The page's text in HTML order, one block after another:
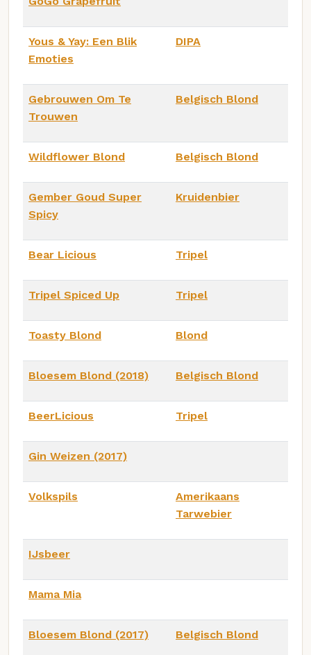
Yous & Yay: Een Blik
Emoties
DIPA
Gebrouwen Om Te
Trouwen
Belgisch Blond
Wildflower Blond Belgisch Blond
Gember Goud Super
Spicy
Kruidenbier
Bear Licious Tripel
Tripel Spiced Up Tripel
Toasty Blond Blond
Bloesem Blond (2018) Belgisch Blond
BeerLicious Tripel
Gin Weizen (2017)
Volkspils
Amerikaans
Tarwebier
IJsbeer
Mama Mia
Bloesem Blond (2017) Belgisch Blond